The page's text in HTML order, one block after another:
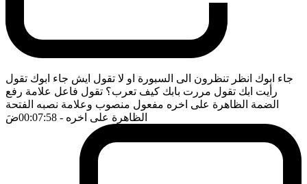
جاء ابوك انظر تنظرون الى السبورة او لا تقول ايش جاء ابوك تقول
رأيت ابك تقول مررت بابك كيف تعرب؟ تقول فاعل علامة رفع
الضمة الظاهرة على اخره مفعول منصوب وعلامة نصبه الفتحة
الظاهرة على اخره - 00:07:58 ضَ